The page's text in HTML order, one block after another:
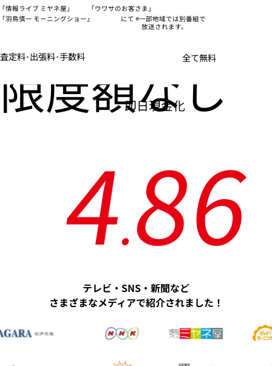
情報ライブ ミヤネ屋」 「ウワサのお客さま」
羽鳥慎一 モーニングショー」 にて ※一部地域では別番組で
放送されます。
査定料･出張料･手数料 全て無料
限度額なし
即日現金化
4.
86
テレビ・SNS・新聞など
さまざまなメディアで紹介されました！